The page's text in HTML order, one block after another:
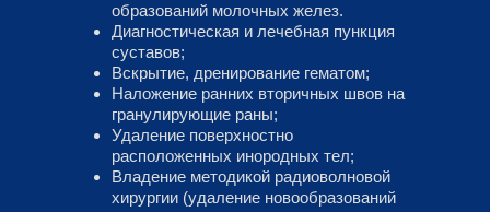
образований молочных желез.
Диагностическая и лечебная пункция
суставов;
Вскрытие, дренирование гематом;
Наложение ранних вторичных швов на
гранулирующие раны;
Удаление поверхностно
расположенных инородных тел;
Владение методикой радиоволновой
хирургии (удаление новообразований